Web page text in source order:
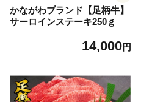
かながわブランド【足柄牛】
サーロインステーキ250ｇ
14,000円